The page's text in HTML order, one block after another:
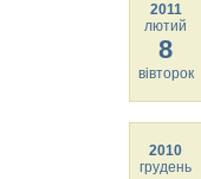
2011
лютий
8
вівторок
2010
грудень